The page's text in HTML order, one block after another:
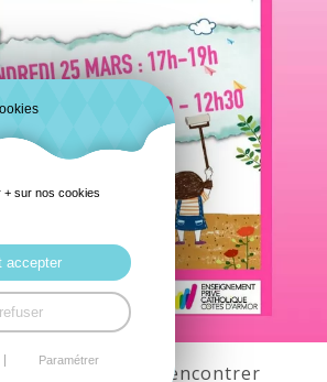
ouvertes pour rencontrer
+ sur nos cookies
accepter
Paramétrer